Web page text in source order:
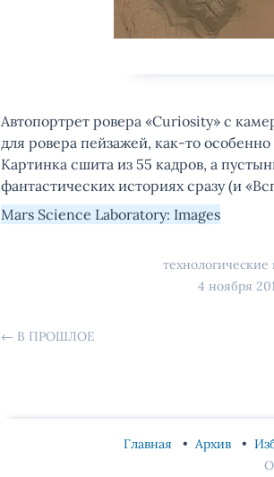
Автопортрет ровера «Curiosity» с
для ровера пейзажей, как-то
Картинка сшита из 55 кадров, а
фантастических историях сразу (и
Mars Science Laboratory: Images
4 ноября
← В ПРОШЛОЕ
Главная Архив
О